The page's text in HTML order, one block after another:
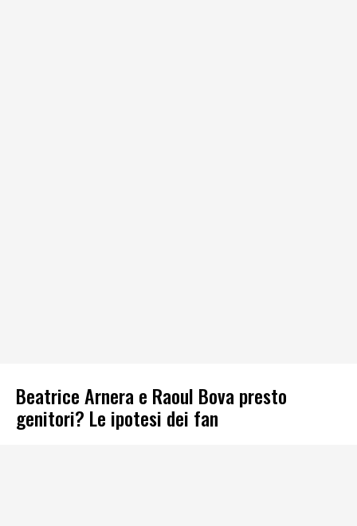
Beatrice Arnera e Raoul Bova presto
genitori? Le ipotesi dei fan